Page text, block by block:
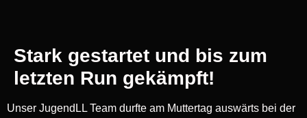
Stark gestartet und bis zum
letzten Run gekämpft!
Unser JugendLL Team durfte am Muttertag auswärts bei der